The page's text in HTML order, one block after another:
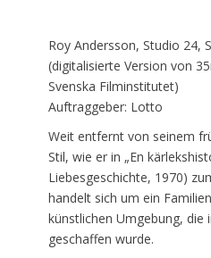
Roy Andersson, Studio 24,
(digitalisierte Version von
Svenska Filminstitutet)
Auftraggeber: Lotto
Weit entfernt von seinem
Stil, wie er in „En
Liebesgeschichte, 1970)
handelt sich um ein
künstlichen Umgebung, die
geschaffen wurde.